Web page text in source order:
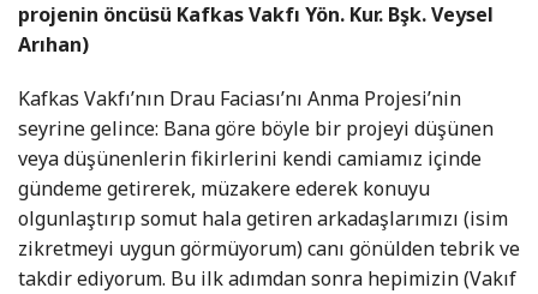
projenin öncüsü Kafkas Vakfı Yön. Kur. Bşk. Veysel
Arıhan)
Kafkas Vakfı’nın Drau Faciası’nı Anma Projesi’nin
seyrine gelince: Bana göre böyle bir projeyi düşünen
veya düşünenlerin fikirlerini kendi camiamız içinde
gündeme getirerek, müzakere ederek konuyu
olgunlaştırıp somut hala getiren arkadaşlarımızı (isim
zikretmeyi uygun görmüyorum) canı gönülden tebrik ve
takdir ediyorum. Bu ilk adımdan sonra hepimizin (Vakıf